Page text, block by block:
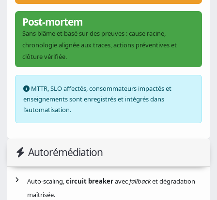
Post-mortem
Sans blâme et basé sur des preuves : cause racine,
chronologie alignée aux traces, actions préventives et
clôture vérifiée.
MTTR, SLO affectés, consommateurs impactés et
enseignements sont enregistrés et intégrés dans
l’automatisation.
Autorémédiation
Auto-scaling,circuit breakeravecfallbacket dégradation
maîtrisée.